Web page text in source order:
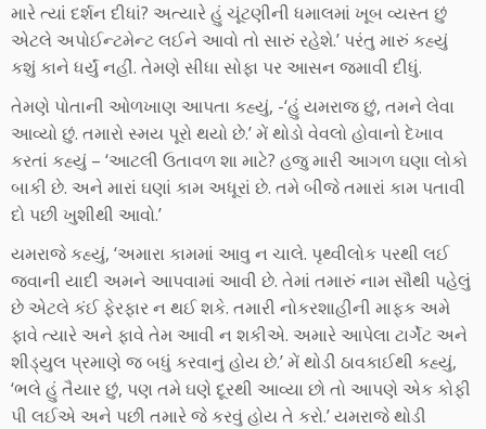
મારે ત્યાં દર્શન દીધાં? અત્યારે હું ચૂંટણીની ધમાલમાં ખૂબ વ્યસ્ત છું
એટલે અપોઈન્ટમેન્ટ લઈને આવો તો સારું રહેશે.’ પરંતુ મારું કહ્યું
કશું કાને ધર્યું નહીં. તેમણે સીધા સોફા પર આસન જમાવી દીધું.
તેમણે પોતાની ઓળખાણ આપતા કહ્યું, -‘હું યમરાજ છું, તમને લેવા
આવ્યો છું. તમારો સ્મય પૂરો થયો છે.’ મેં થોડો વેવલો હોવાનો દેખાવ
કરતાં કહ્યું – ‘આટલી ઉતાવળ શા માટે? હજુ મારી આગળ ઘણા લોકો
બાકી છે. અને મારાં ઘણાં કામ અધૂરાં છે. તમે બીજે તમારાં કામ પતાવી
દો પછી ખુશીથી આવો.’
યમરાજે કહ્યું, ‘અમારા કામમાં આવુ ન ચાલે. પૃથ્વીલોક પરથી લઈ
જવાની યાદી અમને આપવામાં આવી છે. તેમાં તમારું નામ સૌથી પહેલું
છે એટલે કંઈ ફેરફાર ન થઈ શકે. તમારી નોકરશાહીની માફક અમે
ફાવે ત્યારે અને ફાવે તેમ આવી ન શકીએ. અમારે આપેલા ટાર્ગેટ અને
શીડ્યુલ પ્રમાણે જ બધું કરવાનું હોય છે.’ મેં થોડી ઠાવકાઈથી કહ્યું,
‘ભલે હું તૈયાર છું, પણ તમે ઘણે દૂરથી આવ્યા છો તો આપણે એક કોફી
પી લઈએ અને પછી તમારે જે કરવું હોય તે કરો.’ યમરાજે થોડી